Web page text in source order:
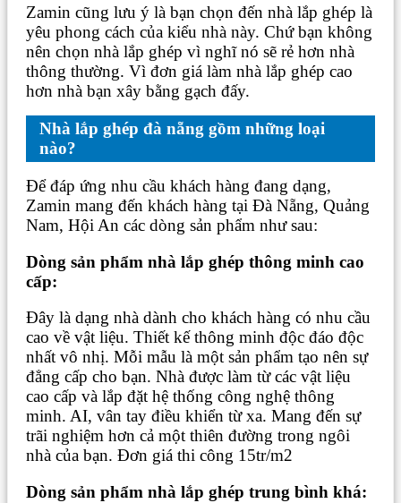
Zamin cũng lưu ý là bạn chọn đến nhà lắp ghép là
yêu phong cách của kiểu nhà này. Chứ bạn không
nên chọn nhà lắp ghép vì nghĩ nó sẽ rẻ hơn nhà
thông thường. Vì đơn giá làm nhà lắp ghép cao
hơn nhà bạn xây bằng gạch đấy.
Nhà lắp ghép đà nẵng gồm những loại
nào?
Để đáp ứng nhu cầu khách hàng đang dạng,
Zamin mang đến khách hàng tại Đà Nẵng, Quảng
Nam, Hội An các dòng sản phẩm như sau:
Dòng sản phẩm nhà lắp ghép thông minh cao
cấp:
Đây là dạng nhà dành cho khách hàng có nhu cầu
cao về vật liệu. Thiết kế thông minh độc đáo độc
nhất vô nhị. Mỗi mẫu là một sản phẩm tạo nên sự
đẳng cấp cho bạn. Nhà được làm từ các vật liệu
cao cấp và lắp đặt hệ thống công nghệ thông
minh. AI, vân tay điều khiển từ xa. Mang đến sự
trãi nghiệm hơn cả một thiên đường trong ngôi
nhà của bạn. Đơn giá thi công 15tr/m2
Dòng sản phẩm nhà lắp ghép trung bình khá: